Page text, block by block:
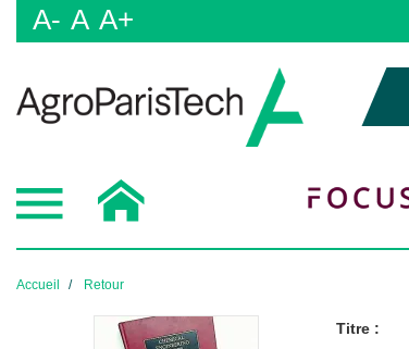
A- A A+
Accueil Retour
Titre :